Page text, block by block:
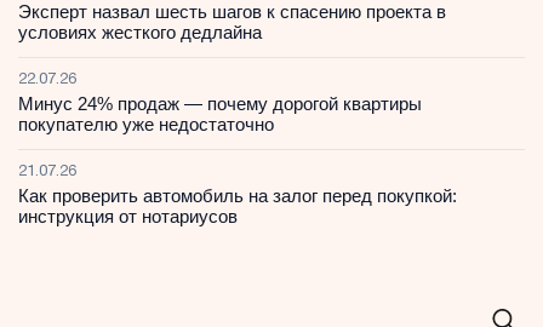
Эксперт назвал шесть шагов к спасению проекта в
условиях жесткого дедлайна
22.07.26
Минус 24% продаж — почему дорогой квартиры
покупателю уже недостаточно
21.07.26
Как проверить автомобиль на залог перед покупкой:
инструкция от нотариусов